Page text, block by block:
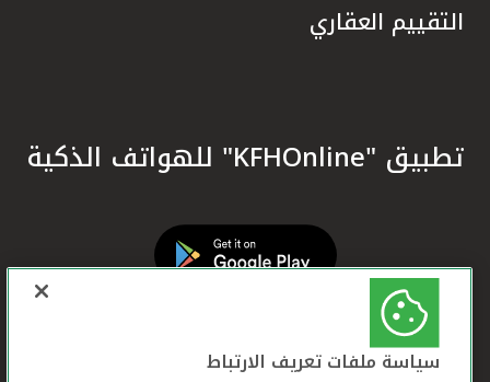
التقييم العقاري
تطبيق "KFHOnline" للهواتف الذكية
سياسة ملفات تعريف الارتباط